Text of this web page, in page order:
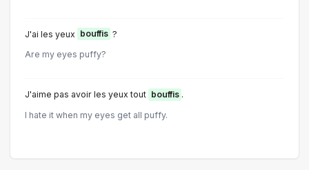
J'ai les yeux bouffis ?
Are my eyes puffy?
J'aime pas avoir les yeux tout bouffis .
I hate it when my eyes get all puffy.